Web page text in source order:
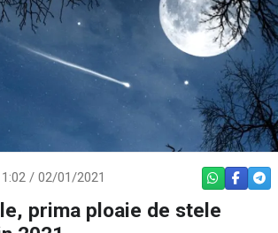
/ 02/01/2021 WHATSAPP
prima ploaie de stele